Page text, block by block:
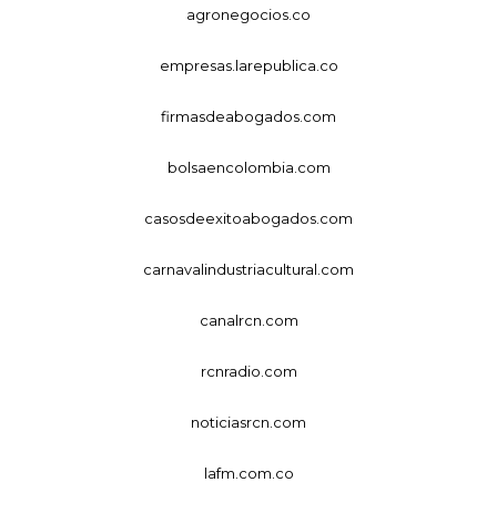
agronegocios.co
empresas.larepublica.co
firmasdeabogados.com
bolsaencolombia.com
casosdeexitoabogados.com
carnavalindustriacultural.com
canalrcn.com
rcnradio.com
noticiasrcn.com
lafm.com.co